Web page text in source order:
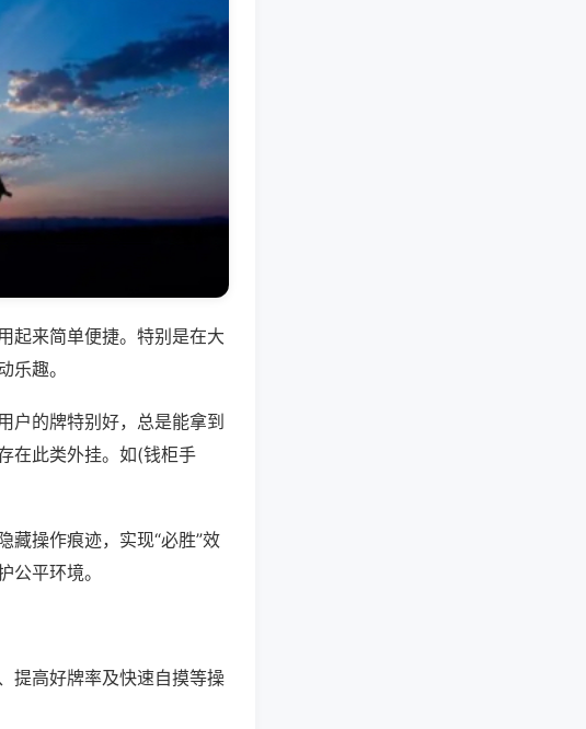
起来简单便捷。特别是在大
趣。
户的牌特别好，总是能拿到
在此类外挂。如(钱柜手
藏操作痕迹，实现“必胜”效
平环境。
提高好牌率及快速自摸等操